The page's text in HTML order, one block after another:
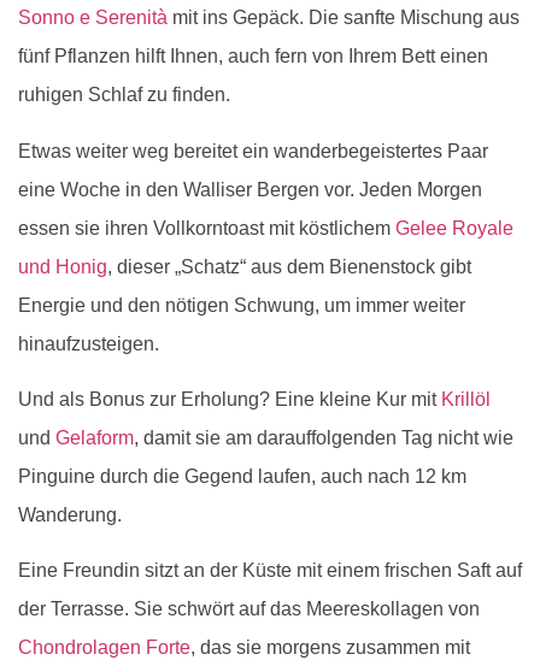
Sonno e Serenità mit ins Gepäck. Die sanfte Mischung aus
fünf Pflanzen hilft Ihnen, auch fern von Ihrem Bett einen
ruhigen Schlaf zu finden.
Etwas weiter weg bereitet ein wanderbegeistertes Paar
eine Woche in den Walliser Bergen vor. Jeden Morgen
essen sie ihren Vollkorntoast mit köstlichem Gelee Royale
und Honig, dieser „Schatz“ aus dem Bienenstock gibt
Energie und den nötigen Schwung, um immer weiter
hinaufzusteigen.
Und als Bonus zur Erholung? Eine kleine Kur mit Krillöl
und Gelaform, damit sie am darauffolgenden Tag nicht wie
Pinguine durch die Gegend laufen, auch nach 12 km
Wanderung.
Eine Freundin sitzt an der Küste mit einem frischen Saft auf
der Terrasse. Sie schwört auf das Meereskollagen von
Chondrolagen Forte, das sie morgens zusammen mit